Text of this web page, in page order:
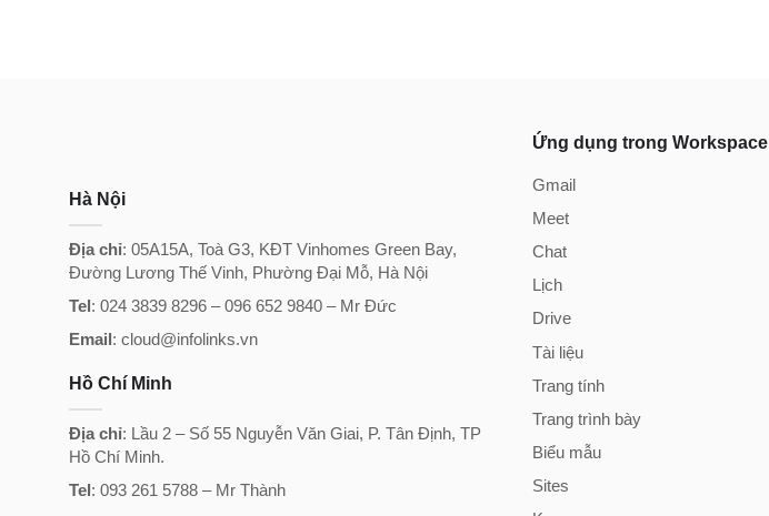
Hà Nội
Địa chỉ: 05A15A, Toà G3, KĐT Vinhomes Green Bay,
Đường Lương Thế Vinh, Phường Đại Mỗ, Hà Nội
Tel: 024 3839 8296 – ‭096 652 9840‬ – Mr Đức
Email: cloud@infolinks.vn
Hồ Chí Minh
Địa chỉ: Lầu 2 – Số 55 Nguyễn Văn Giai, P. Tân Định, TP
Hồ Chí Minh.
Tel: 093 261 5788 – Mr Thành
Ứng dụng trong Workspace
Gmail
Meet
Chat
Lịch
Drive
Tài liệu
Trang tính
Trang trình bày
Biểu mẫu
Sites